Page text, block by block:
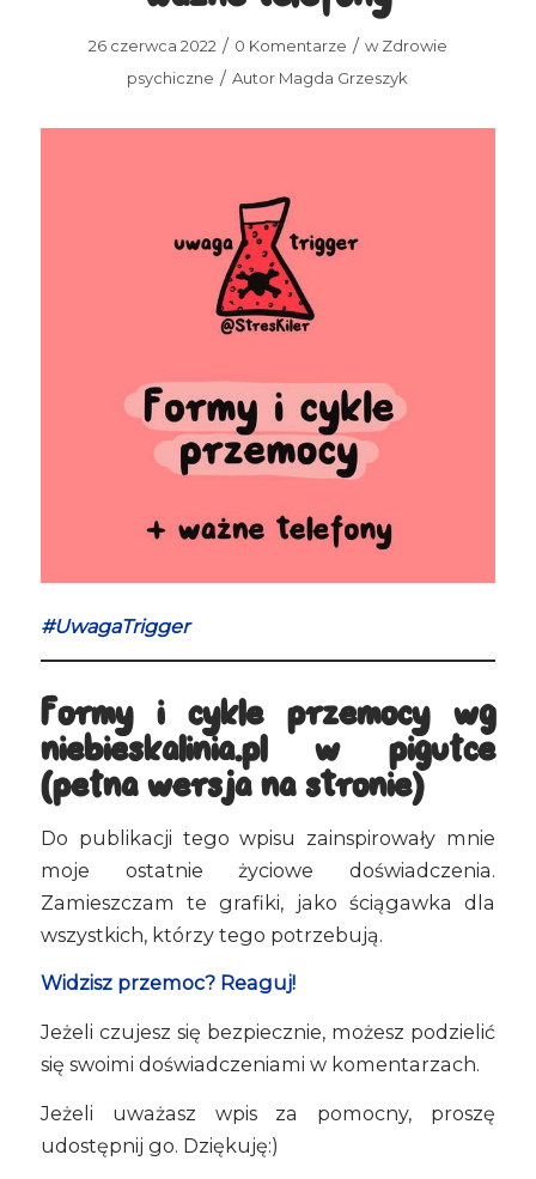
26 czerwca 2022 / 0 Komentarze / wZdrowie
psychiczne / Autor Magda Grzeszyk
#UwagaTrigger
Formy i cykle przemocy wg
niebieskalinia.pl w pigułce
(pełna wersja na stronie)
Do publikacji tego wpisu zainspirowały mnie
moje ostatnie życiowe doświadczenia.
Zamieszczam te grafiki, jako ściągawka dla
wszystkich, którzy tego potrzebują.
Widzisz przemoc? Reaguj!
Jeżeli czujesz się bezpiecznie, możesz podzielić
się swoimi doświadczeniami w komentarzach.
Jeżeli uważasz wpis za pomocny, proszę
udostępnij go. Dziękuję:)